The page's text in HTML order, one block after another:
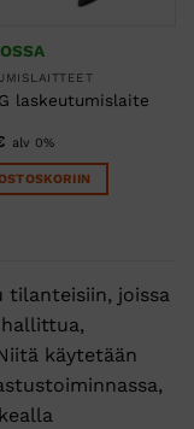
laskeutumislaite
alv 0%
joissa
käytetään